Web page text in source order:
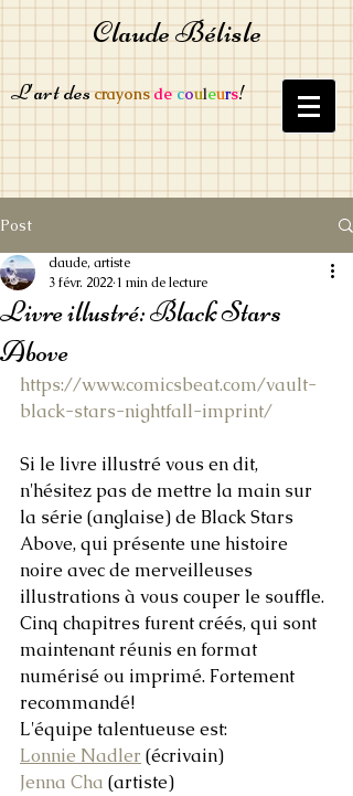
Claude Bélisle
L'art descrayons de couleurs!
Post
Livre illustré: Black Stars
Above
claude, artiste
3 févr. 2022 1 min de lecture
https://www.comicsbeat.com/vault-
black-stars-nightfall-imprint/
Si le livre illustré vous en dit,
n'hésitez pas de mettre la main sur
la série (anglaise) de Black Stars
Above, qui présente une histoire
noire avec de merveilleuses
illustrations à vous couper le souffle.
Cinq chapitres furent créés, qui sont
maintenant réunis en format
numérisé ou imprimé. Fortement
recommandé!
L'équipe talentueuse est:
Lonnie Nadler (écrivain)
Jenna Cha (artiste)